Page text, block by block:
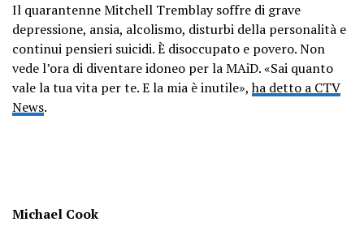
Il quarantenne Mitchell Tremblay soffre di grave
depressione, ansia, alcolismo, disturbi della personalità e
continui pensieri suicidi. È disoccupato e povero. Non
vede l’ora di diventare idoneo per la MAiD. «Sai quanto
vale la tua vita per te. E la mia è inutile»,ha detto a CTV
News.
Michael Cook